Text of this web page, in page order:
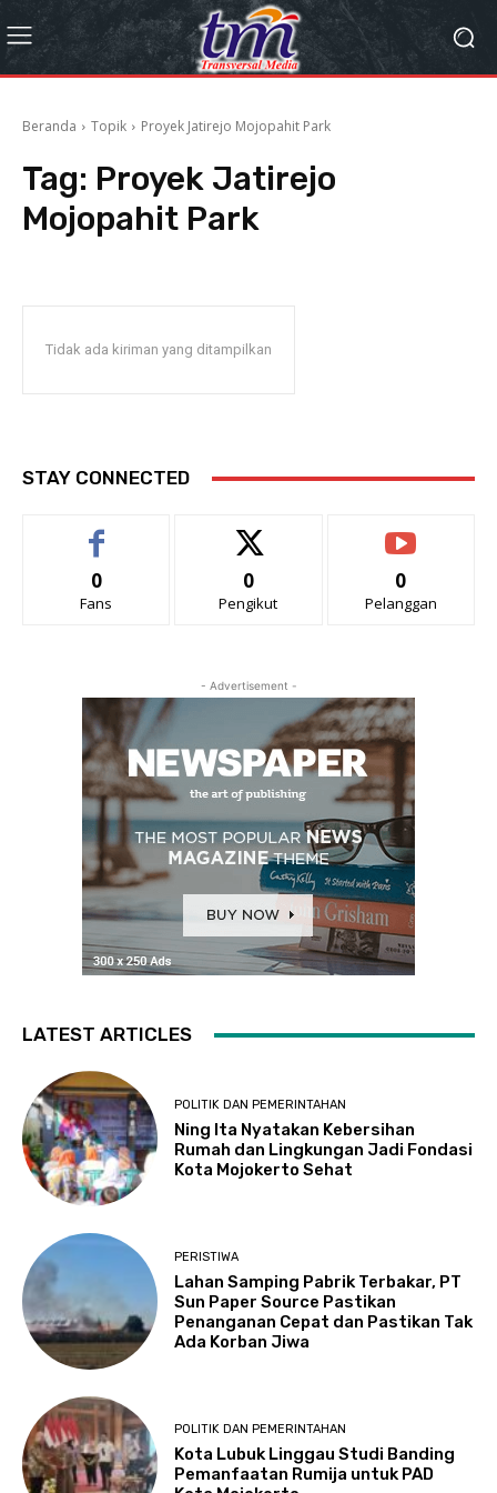
Beranda Topik Proyek Jatirejo Mojopahit Park
Tag: Proyek Jatirejo
Mojopahit Park
Tidak ada kiriman yang ditampilkan
STAY CONNECTED
0
Fans
0
Pengikut
0
Pelanggan
- Advertisement -
LATEST ARTICLES
POLITIK DAN PEMERINTAHAN
Ning Ita Nyatakan Kebersihan
Rumah dan Lingkungan Jadi Fondasi
Kota Mojokerto Sehat
PERISTIWA
Lahan Samping Pabrik Terbakar, PT
Sun Paper Source Pastikan
Penanganan Cepat dan Pastikan Tak
Ada Korban Jiwa
POLITIK DAN PEMERINTAHAN
Kota Lubuk Linggau Studi Banding
Pemanfaatan Rumija untuk PAD